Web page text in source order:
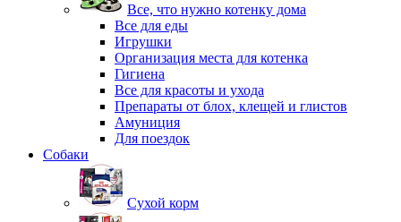
Все, что нужно котенку дома
Все для еды
Игрушки
Организация места для котенка
Гигиена
Все для красоты и ухода
Препараты от блох, клещей и глистов
Амуниция
Для поездок
Собаки
Сухой корм